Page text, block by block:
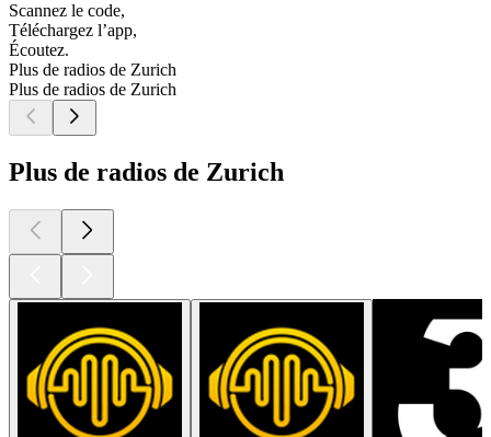
Scannez le code,
Téléchargez l’app,
Écoutez.
Plus de radios de Zurich
Plus de radios de Zurich
Plus de radios de Zurich